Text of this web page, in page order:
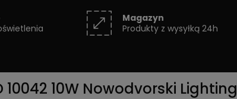
Magazyn
Produkty z wysyłką 24h
10W Nowodvorski Lighting